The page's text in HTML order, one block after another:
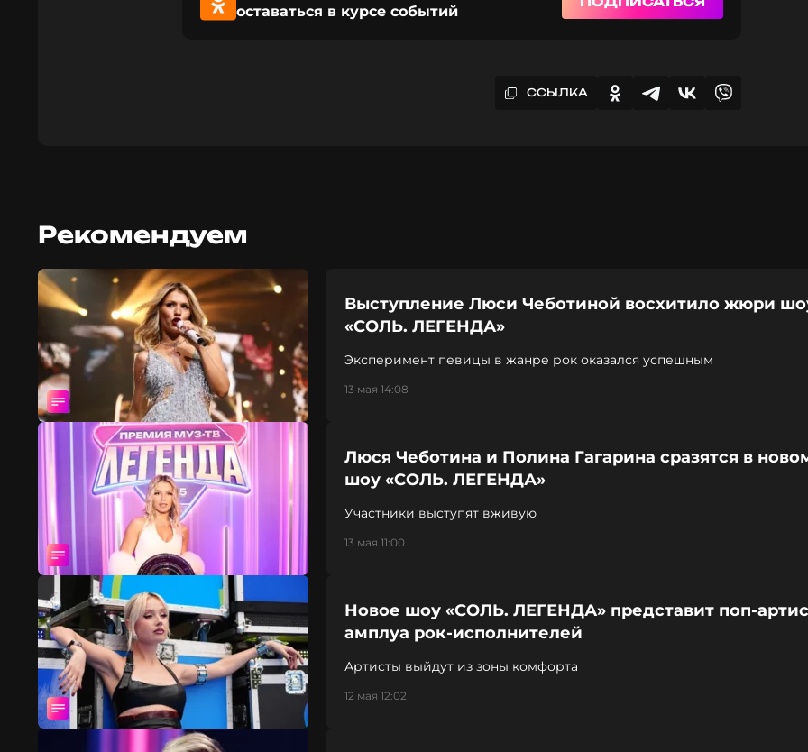
оставаться в курсе событий
ССЫЛКА
Рекомендуем
Выступление Люси Чеботиной восхитило жюри
«СОЛЬ. ЛЕГЕНДА»
Эксперимент певицы в жанре рок оказался успешным
13 мая 14:08
Люся Чеботина и Полина Гагарина сразятся в
шоу «СОЛЬ. ЛЕГЕНДА»
Участники выступят вживую
13 мая 11:00
Новое шоу «СОЛЬ. ЛЕГЕНДА» представит поп-
амплуа рок-исполнителей
Артисты выйдут из зоны комфорта
12 мая 12:02